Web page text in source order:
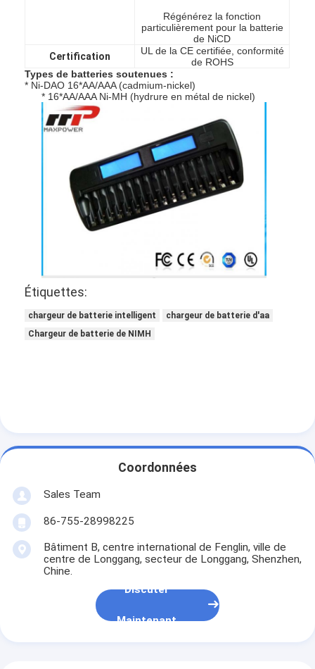
Maison
Au sujet de nous
Discuter Maintenant
batterie du lithium lifepo4
Batterie lithium-polymère
Régénérez la fonction
particulièrement pour la batterie
de NiCD
Certification
UL de la CE certifiée, conformité
de ROHS
Types de batteries soutenues :
* Ni-DAO 16*AA/AAA (cadmium-nickel)
* 16*AA/AAA Ni-MH (hydrure en métal de nickel)
Étiquettes:
chargeur de batterie intelligent
chargeur de batterie d'aa
Chargeur de batterie de NIMH
Coordonnées
Sales Team
86-755-28998225
Bâtiment B, centre international de Fenglin, ville de
centre de Longgang, secteur de Longgang, Shenzhen,
Chine.
Discuter
Maintenant